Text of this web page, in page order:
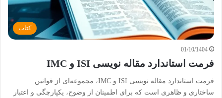
کتاب
01/10/1404
فرمت استاندارد مقاله نویسی ISI و IMC
فرمت استاندارد مقاله نویسی ISI و IMC، مجموعه‌ای از قوانین
ساختاری و ظاهری است که برای اطمینان از وضوح، یکپارچگی و اعتبار